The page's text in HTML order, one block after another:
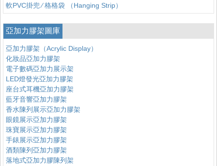
軟PVC掛兜 ∕ 格格袋 （Hanging Strip）
亞加力膠架圖庫
亞加力膠架（Acrylic Display）
化妝品亞加力膠架
電子數碼亞加力展示架
LED燈發光亞加力膠架
座台式耳機亞加力膠架
藍牙音響亞加力膠架
香水陳列展示亞加力膠架
眼鏡展示亞加力膠架
珠寶展示亞加力膠架
手錶展示亞加力膠架
酒類陳列亞加力膠架
落地式亞加力膠陳列架